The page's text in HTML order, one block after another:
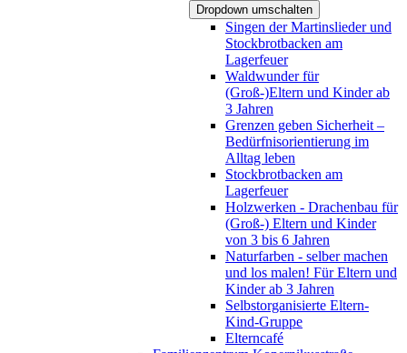
Dropdown umschalten
Singen der Martinslieder und
Stockbrotbacken am
Lagerfeuer
Waldwunder für
(Groß-)Eltern und Kinder ab
3 Jahren
Grenzen geben Sicherheit –
Bedürfnisorientierung im
Alltag leben
Stockbrotbacken am
Lagerfeuer
Holzwerken - Drachenbau für
(Groß-) Eltern und Kinder
von 3 bis 6 Jahren
Naturfarben - selber machen
und los malen! Für Eltern und
Kinder ab 3 Jahren
Selbstorganisierte Eltern-
Kind-Gruppe
Elterncafé